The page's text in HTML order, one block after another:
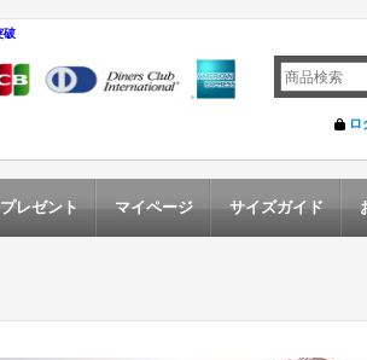
破
ロ
レゼント マイページ サイズガイド